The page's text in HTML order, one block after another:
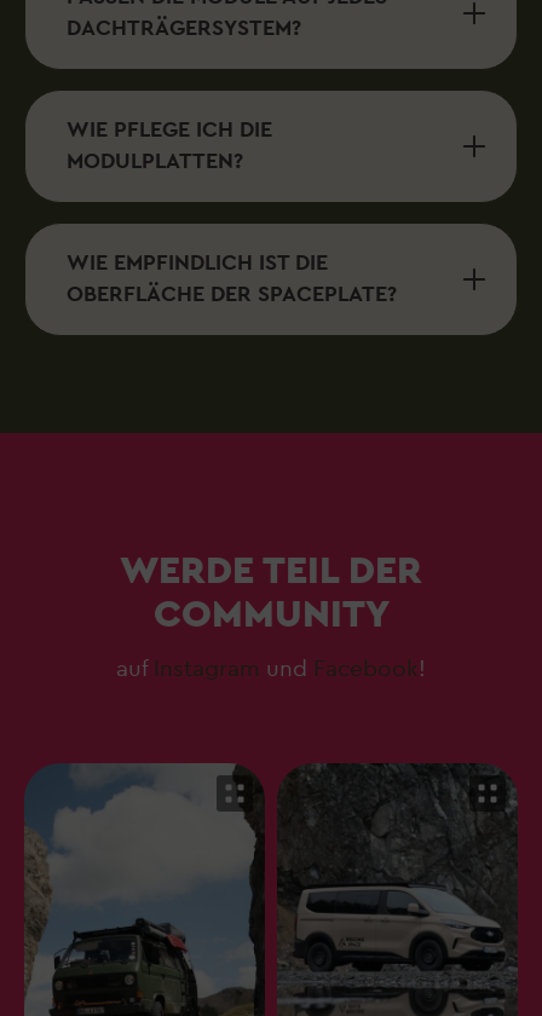
DACHTRÄGERSYSTEM?
WIE PFLEGE ICH DIE
MODULPLATTEN?
WIE EMPFINDLICH IST DIE
OBERFLÄCHE DER SPACEPLATE?
WERDE TEIL DER
COMMUNITY
auf Instagram und Facebook!